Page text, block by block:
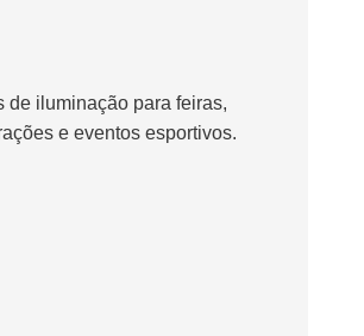
de iluminação para feiras,
e eventos esportivos.